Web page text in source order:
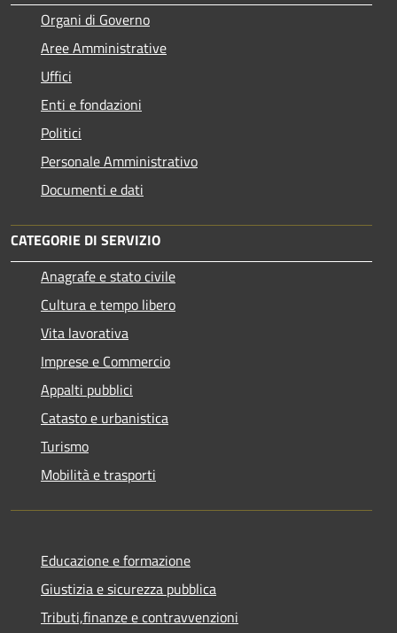
Organi di Governo
Aree Amministrative
Uffici
Enti e fondazioni
Politici
Personale Amministrativo
Documenti e dati
CATEGORIE DI SERVIZIO
Anagrafe e stato civile
Cultura e tempo libero
Vita lavorativa
Imprese e Commercio
Appalti pubblici
Catasto e urbanistica
Turismo
Mobilità e trasporti
Educazione e formazione
Giustizia e sicurezza pubblica
Tributi,finanze e contravvenzioni